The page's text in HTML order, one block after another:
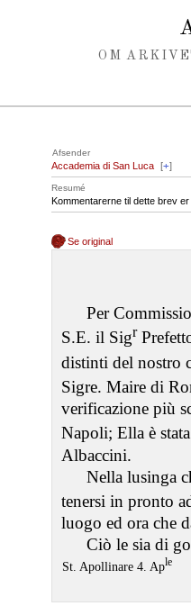
OM
Afsender
Accademia di San Luca [+]
Resumé
Kommentarerne til dette brev er
Se original
Per
S.E. il Sigr
distinti del nostro
Sigre. Maire di
verificazione più
Napoli; Ella è
Albaccini.
Nella lusinga
tenersi in pronto
luogo ed ora che
Ciò le sia di
St. Apollinare 4. Aple